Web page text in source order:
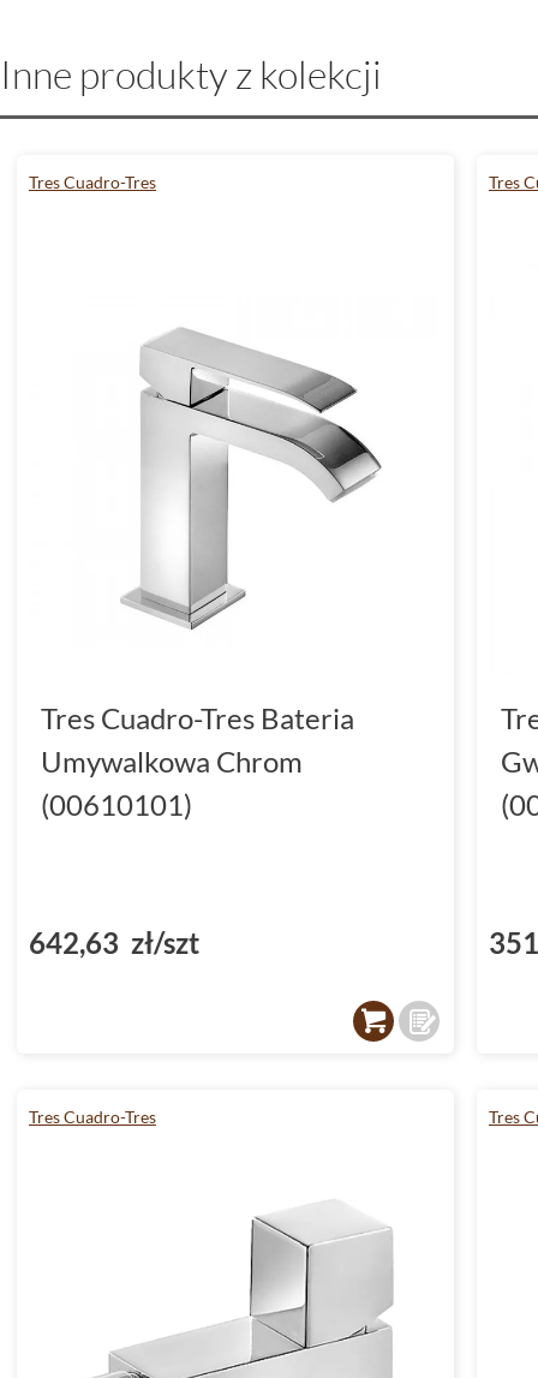
Inne produkty z kolekcji
Tres Cuadro-Tres
Tres Cuadro-Tres Bateria
Umywalkowa Chrom
(00610101)
642,63 zł/szt
Tres
Tres Cuadro-Tres Tres